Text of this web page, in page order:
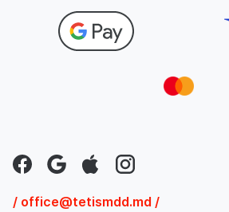
/ office@tetismdd.md /